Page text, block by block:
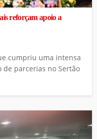
reforçam apoio a
cumpriu uma intensa
parcerias no Sertão